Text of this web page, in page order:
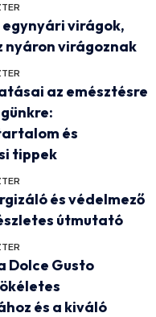
egynyári virágok,
nyáron virágoznak
az emésztésre
és
tippek
és védelmező
útmutató
Dolce Gusto
és a kiváló